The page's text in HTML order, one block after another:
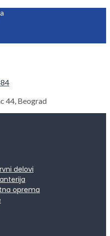
44, Beograd
delovi
oprema